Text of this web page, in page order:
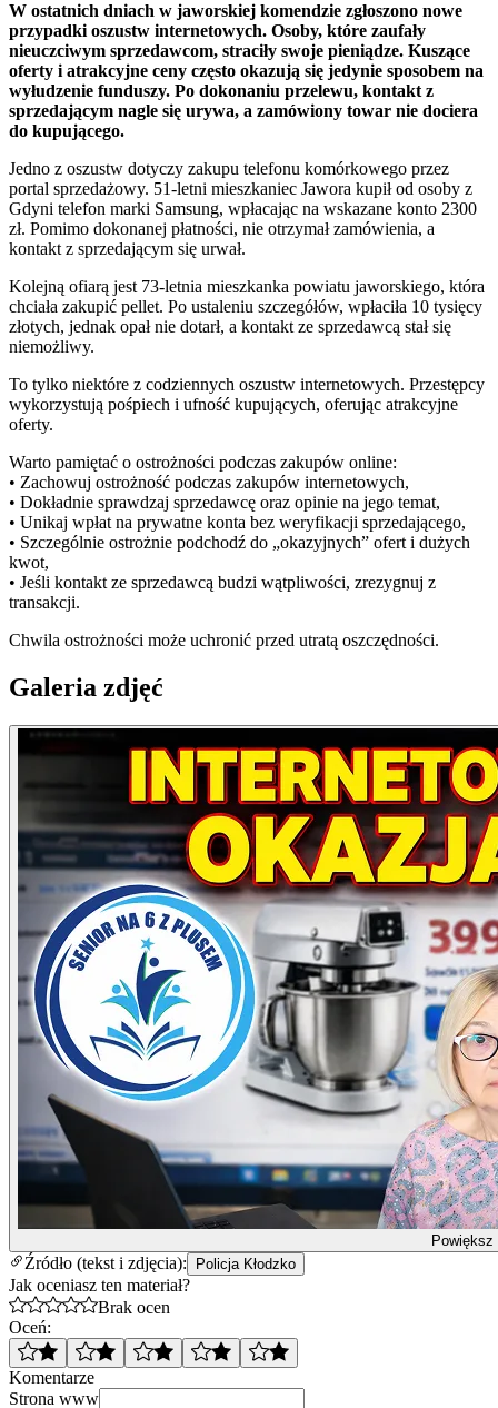
W ostatnich dniach w jaworskiej komendzie zgłoszono nowe
przypadki oszustw internetowych. Osoby, które zaufały
nieuczciwym sprzedawcom, straciły swoje pieniądze. Kuszące
oferty i atrakcyjne ceny często okazują się jedynie sposobem na
wyłudzenie funduszy. Po dokonaniu przelewu, kontakt z
sprzedającym nagle się urywa, a zamówiony towar nie dociera
do kupującego.
Jedno z oszustw dotyczy zakupu telefonu komórkowego przez
portal sprzedażowy. 51-letni mieszkaniec Jawora kupił od osoby z
Gdyni telefon marki Samsung, wpłacając na wskazane konto 2300
zł. Pomimo dokonanej płatności, nie otrzymał zamówienia, a
kontakt z sprzedającym się urwał.
Kolejną ofiarą jest 73-letnia mieszkanka powiatu jaworskiego, która
chciała zakupić pellet. Po ustaleniu szczegółów, wpłaciła 10 tysięcy
złotych, jednak opał nie dotarł, a kontakt ze sprzedawcą stał się
niemożliwy.
To tylko niektóre z codziennych oszustw internetowych. Przestępcy
wykorzystują pośpiech i ufność kupujących, oferując atrakcyjne
oferty.
Warto pamiętać o ostrożności podczas zakupów online:
• Zachowuj ostrożność podczas zakupów internetowych,
• Dokładnie sprawdzaj sprzedawcę oraz opinie na jego temat,
• Unikaj wpłat na prywatne konta bez weryfikacji sprzedającego,
• Szczególnie ostrożnie podchodź do „okazyjnych” ofert i dużych
kwot,
• Jeśli kontakt ze sprzedawcą budzi wątpliwości, zrezygnuj z
transakcji.
Chwila ostrożności może uchronić przed utratą oszczędności.
Galeria zdjęć
Powiększ
Źródło (tekst i zdjęcia): Policja Kłodzko
Jak oceniasz ten materiał?
Brak ocen
Oceń:
Komentarze
Strona www